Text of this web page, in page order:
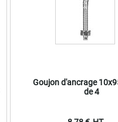
Goujon d'ancrage
de 4